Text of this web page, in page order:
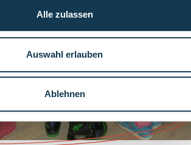
Alle zulassen
Auswahl erlauben
Ablehnen